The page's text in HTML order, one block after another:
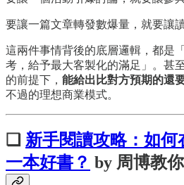
要讓一篇文章轉發數爆量，就要讓
這兩件事情背後的底層邏輯，都是
考，給予最大客製化的滿足」。甚
的前提下， 能給出比對方預期的還
不過的理想商業模式。
❏ 新手閱讀攻略：如何
一本好書？ by 周博教